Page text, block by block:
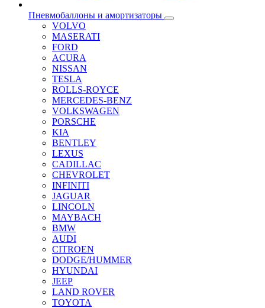
Пневмобаллоны и амортизаторы
VOLVO
MASERATI
FORD
ACURA
NISSAN
TESLA
ROLLS-ROYCE
MERCEDES-BENZ
VOLKSWAGEN
PORSCHE
KIA
BENTLEY
LEXUS
CADILLAC
CHEVROLET
INFINITI
JAGUAR
LINCOLN
MAYBACH
BMW
AUDI
CITROEN
DODGE/HUMMER
HYUNDAI
JEEP
LAND ROVER
TOYOTA